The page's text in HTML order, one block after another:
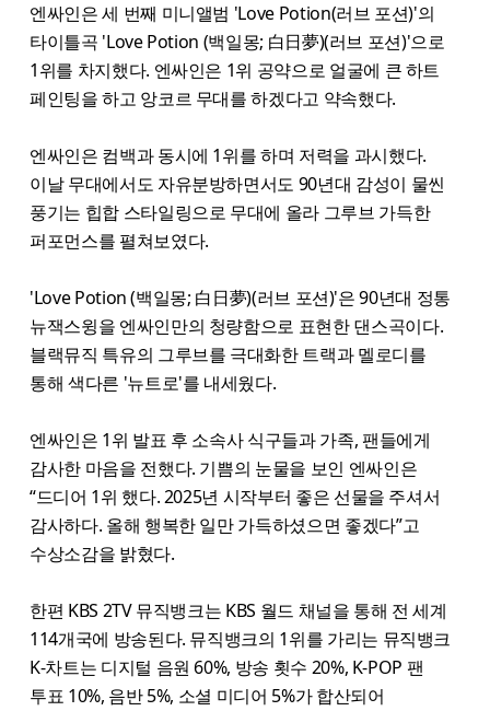
엔싸인은 세 번째 미니앨범 'Love Potion(러브 포션)'의
타이틀곡 'Love Potion (백일몽; 白日夢)(러브 포션)'으로
1위를 차지했다. 엔싸인은 1위 공약으로 얼굴에 큰 하트
페인팅을 하고 앙코르 무대를 하겠다고 약속했다.
엔싸인은 컴백과 동시에 1위를 하며 저력을 과시했다.
이날 무대에서도 자유분방하면서도 90년대 감성이 물씬
풍기는 힙합 스타일링으로 무대에 올라 그루브 가득한
퍼포먼스를 펼쳐보였다.
'Love Potion (백일몽; 白日夢)(러브 포션)'은 90년대 정통
뉴잭스윙을 엔싸인만의 청량함으로 표현한 댄스곡이다.
블랙뮤직 특유의 그루브를 극대화한 트랙과 멜로디를
통해 색다른 '뉴트로'를 내세웠다.
엔싸인은 1위 발표 후 소속사 식구들과 가족, 팬들에게
감사한 마음을 전했다. 기쁨의 눈물을 보인 엔싸인은
“드디어 1위 했다. 2025년 시작부터 좋은 선물을 주셔서
감사하다. 올해 행복한 일만 가득하셨으면 좋겠다”고
수상소감을 밝혔다.
한편 KBS 2TV 뮤직뱅크는 KBS 월드 채널을 통해 전 세계
114개국에 방송된다. 뮤직뱅크의 1위를 가리는 뮤직뱅크
K-차트는 디지털 음원 60%, 방송 횟수 20%, K-POP 팬
투표 10%, 음반 5%, 소셜 미디어 5%가 합산되어